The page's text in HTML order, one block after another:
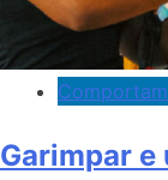
Garimpar e